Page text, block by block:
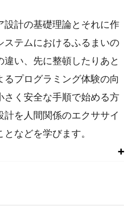
設計の基礎理論とそれに作
ステムにおけるふるまいの
い、先に整頓したりあと
るプログラミング体験の向
さく安全な手順で始める方
を人間関係のエクササイ
などを学びます。